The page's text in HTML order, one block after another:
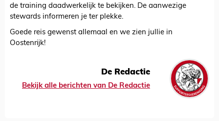
de training daadwerkelijk te bekijken. De aanwezige
stewards informeren je ter plekke.
Goede reis gewenst allemaal en we zien jullie in
Oostenrijk!
De Redactie
Bekijk alle berichten van De Redactie